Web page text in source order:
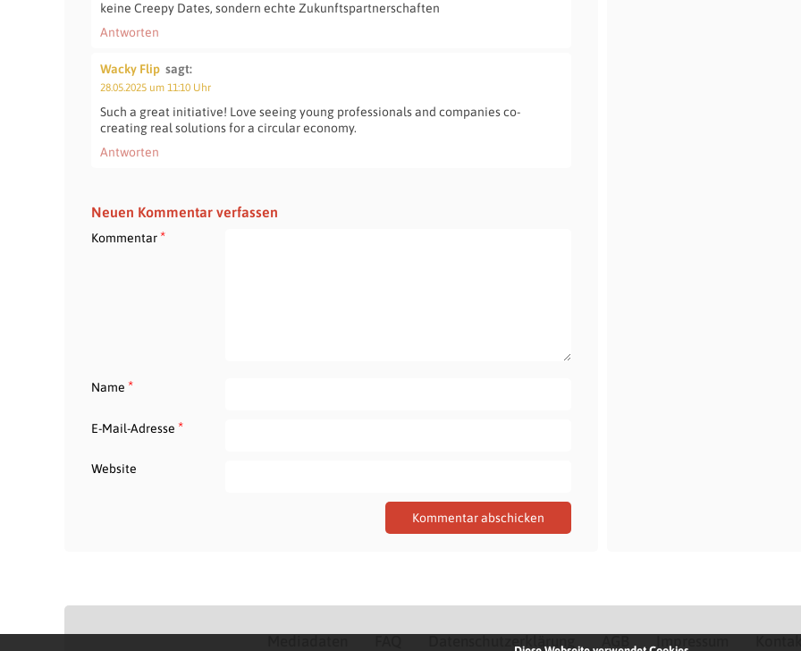
keine Creepy Dates, sondern echte Zukunftspartnerschaften
Antworten
Wacky Flip sagt:
28.05.2025 um 11:10 Uhr
Such a great initiative! Love seeing young professionals and companies co-
creating real solutions for a circular economy.
Antworten
Neuen Kommentar verfassen
Kommentar*
Name *
E-Mail-Adresse *
Website
Datenschutzerklärung Impressum